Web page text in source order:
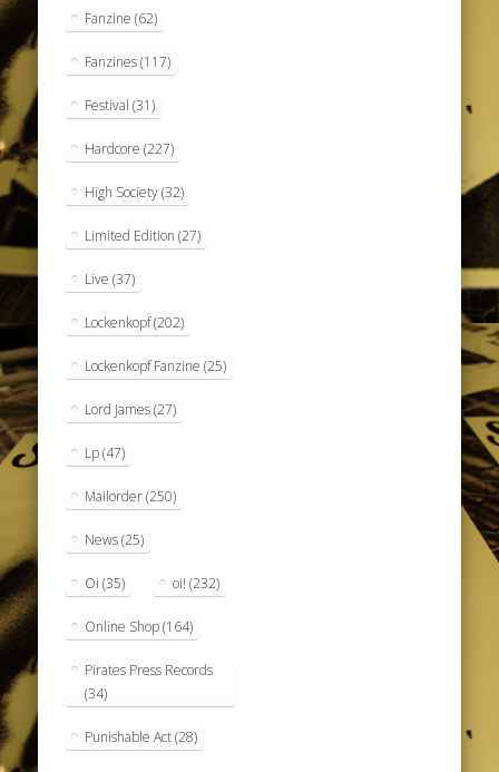
Fanzine (62)
Fanzines(117)
Festival (31)
Hardcore (227)
High Society(32)
Limited Edition (27)
Live (37)
Lockenkopf(202)
Lockenkopf Fanzine (25)
Lord James(27)
Lp(47)
Mailorder(250)
News(25)
Oi (35) oi! (232)
Online Shop(164)
Pirates Press Records
(34)
Punishable Act(28)